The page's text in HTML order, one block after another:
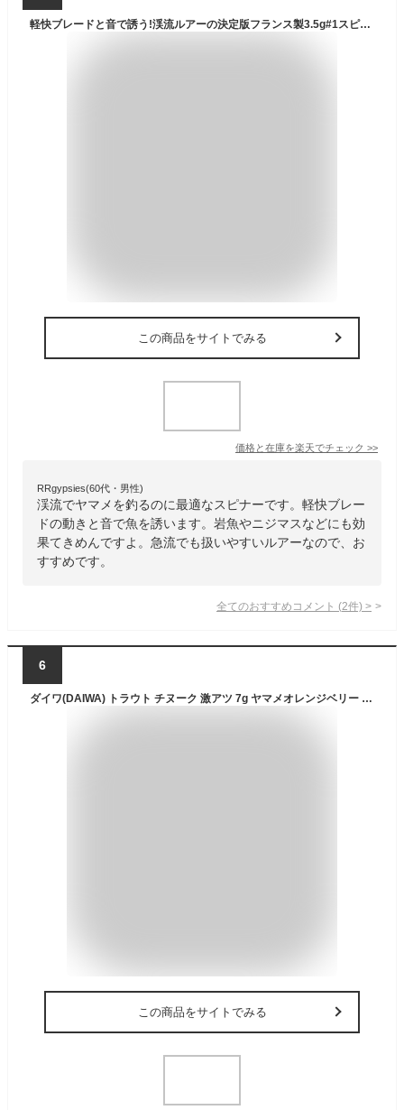
軽快ブレードと音で誘う!渓流ルアーの決定版フランス製3.5g#1スピナー【ブレードカラー：ゴールド/グリーン】山女魚ヤマメ・岩魚イワナ・虹鱒ニジマス・トラウト・渓流釣り・管理釣り場 フィッシング
この商品をサイトでみる
価格と在庫を楽天でチェック >>
RRgypsies(60代・男性)
渓流でヤマメを釣るのに最適なスピナーです。軽快ブレー
ドの動きと音で魚を誘います。岩魚やニジマスなどにも効
果てきめんですよ。急流でも扱いやすいルアーなので、お
すすめです。
全てのおすすめコメント (2件) >
6
ダイワ(DAIWA) トラウト チヌーク 激アツ 7g ヤマメオレンジベリー ルアー
この商品をサイトでみる